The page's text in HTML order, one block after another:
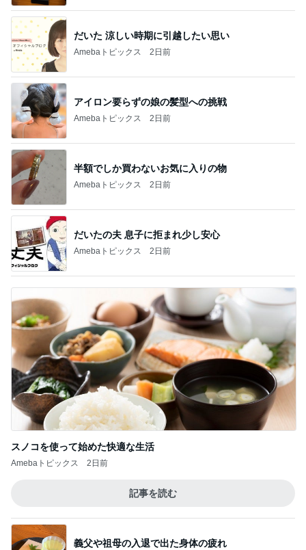
だいた 涼しい時期に引越したい思い
Amebaトピックス 2日前
アイロン要らずの娘の髪型への挑戦
Amebaトピックス 2日前
半額でしか買わないお気に入りの物
Amebaトピックス 2日前
だいたの夫 息子に拒まれ少し安心
Amebaトピックス 2日前
スノコを使って始めた快適な生活
Amebaトピックス 2日前
記事を読む
義父や祖母の入退で出た身体の疲れ